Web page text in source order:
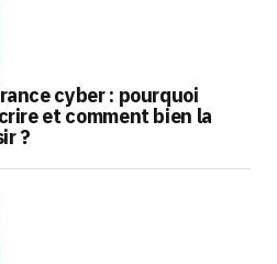
cyber : pourquoi
et comment bien la
?